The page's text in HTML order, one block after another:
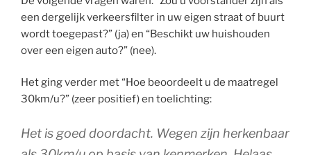
een dergelijk verkeersfilter in uw eigen straat of buurt
wordt toegepast?” (ja) en “Beschikt uw huishouden
over een eigen auto?” (nee).
Het ging verder met “Hoe beoordeelt u de maatregel
30km/u?” (zeer positief) en toelichting:
Het is goed doordacht. Wegen zijn herkenbaar